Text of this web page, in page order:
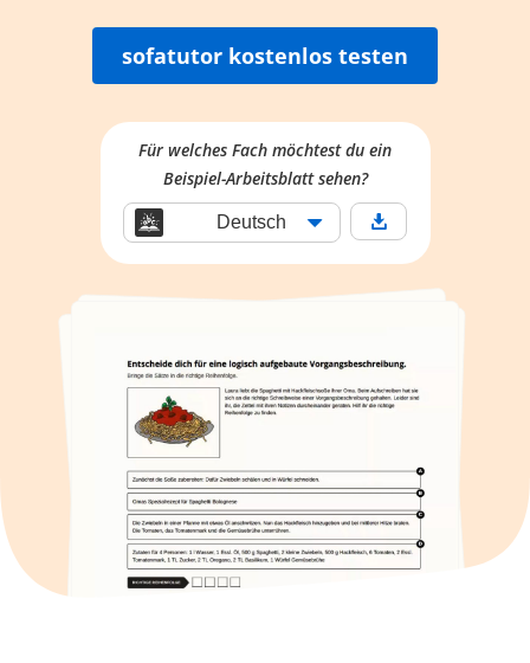
sofatutor kostenlos testen
Für welches Fach möchtest du ein
Beispiel-Arbeitsblatt sehen?
Deutsch